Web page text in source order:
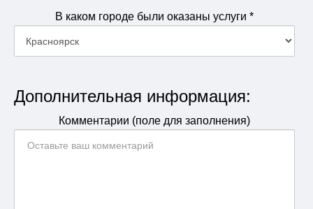
В каком городе были оказаны услуги *
Дополнительная информация:
Комментарии (поле для заполнения)